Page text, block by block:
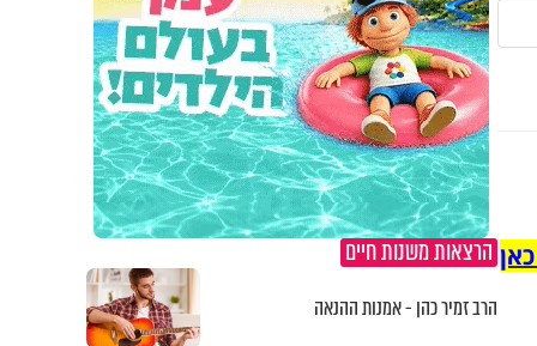
הרצאות משנות חיים
הרב זמיר כהן - אמנות ההנאה